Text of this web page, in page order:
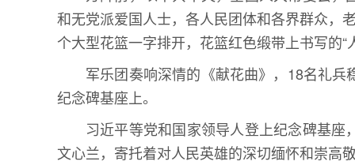
和无党派爱国人士，各人民团体和各界群众，
个大型花篮一字排开，花篮红色缎带上书写的“
军乐团奏响深情的《献花曲》，18名礼
纪念碑基座上。
习近平等党和国家领导人登上纪念碑基
文心兰，寄托着对人民英雄的深切缅怀和崇高